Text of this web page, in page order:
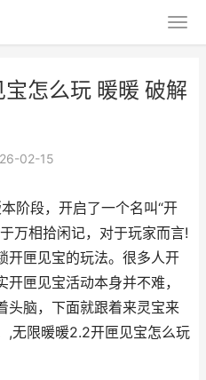
怎么玩 暖暖 破解
02-15
阶段，开启了一个名叫“开
万相拾闲记，对于玩家而言!
开匣见宝的玩法。很多人开
匣见宝活动本身并不难，
头脑，下面就跟着来灵宝来
,无限暖暖2.2开匣见宝怎么玩